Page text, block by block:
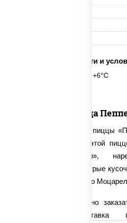
Срок годности и
24 часа при t° от +2°C до +6°C
Пицца
Отличительной чертой пиццы
остро-жгучий вкус. В этой
колбаса «Пепперони»,
кусочками. Жирные острые
сочетаются с нежностью
На нашем сайте можно
Доставка